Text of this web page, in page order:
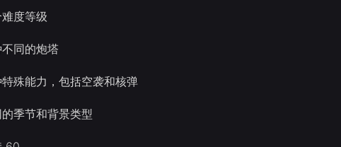
度等级
同的炮塔
殊能力，包括空袭和核弹
季节和背景类型